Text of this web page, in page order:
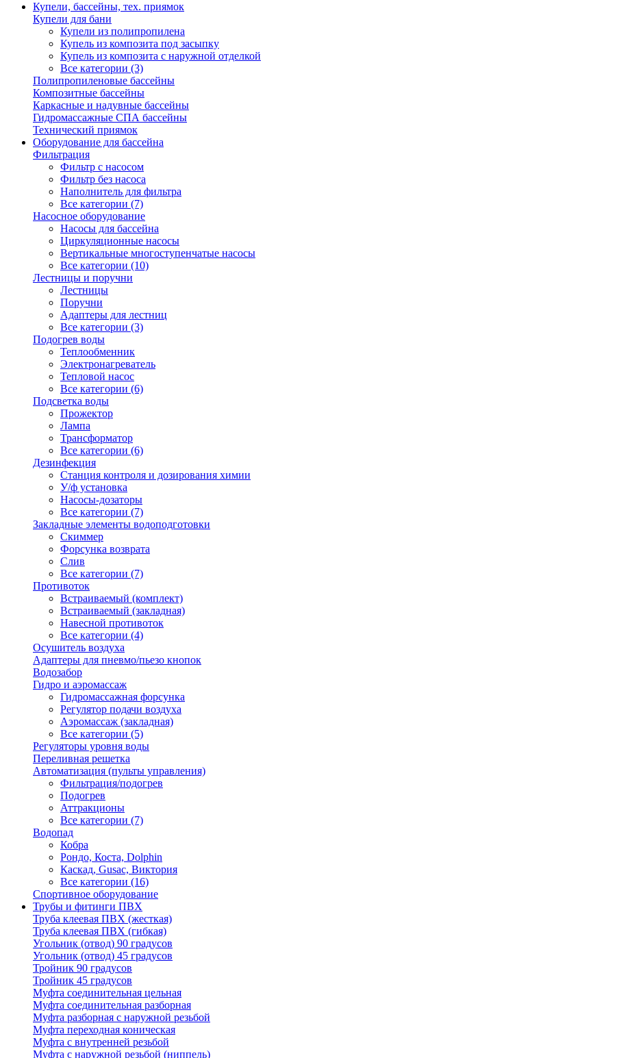
Купели, бассейны, тех. приямок
Купели для бани
Купели из полипропилена
Купель из композита под засыпку
Купель из композита с наружной отделкой
Все категории (3)
Полипропиленовые бассейны
Композитные бассейны
Каркасные и надувные бассейны
Гидромассажные СПА бассейны
Технический приямок
Оборудование для бассейна
Фильтрация
Фильтр с насосом
Фильтр без насоса
Наполнитель для фильтра
Все категории (7)
Насосное оборудование
Насосы для бассейна
Циркуляционные насосы
Вертикальные многоступенчатые насосы
Все категории (10)
Лестницы и поручни
Лестницы
Поручни
Адаптеры для лестниц
Все категории (3)
Подогрев воды
Теплообменник
Электронагреватель
Тепловой насос
Все категории (6)
Подсветка воды
Прожектор
Лампа
Трансформатор
Все категории (6)
Дезинфекция
Станция контроля и дозирования химии
У/ф установка
Насосы-дозаторы
Все категории (7)
Закладные элементы водоподготовки
Скиммер
Форсунка возврата
Слив
Все категории (7)
Противоток
Встраиваемый (комплект)
Встраиваемый (закладная)
Навесной противоток
Все категории (4)
Осушитель воздуха
Адаптеры для пневмо/пьезо кнопок
Водозабор
Гидро и аэромассаж
Гидромассажная форсунка
Регулятор подачи воздуха
Аэромассаж (закладная)
Все категории (5)
Регуляторы уровня воды
Переливная решетка
Автоматизация (пульты управления)
Фильтрация/подогрев
Подогрев
Аттракционы
Все категории (7)
Водопад
Кобра
Рондо, Коста, Dolphin
Каскад, Gusac, Виктория
Все категории (16)
Спортивное оборудование
Трубы и фитинги ПВХ
Труба клеевая ПВХ (жесткая)
Труба клеевая ПВХ (гибкая)
Угольник (отвод) 90 градусов
Угольник (отвод) 45 градусов
Тройник 90 градусов
Тройник 45 градусов
Муфта соединительная цельная
Муфта соединительная разборная
Муфта разборная с наружной резьбой
Муфта переходная коническая
Муфта с внутренней резьбой
Муфта с наружной резьбой (ниппель)